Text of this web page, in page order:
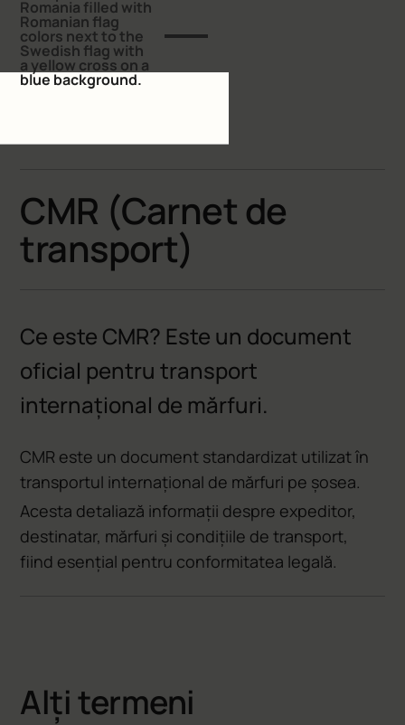
CMR (Carnet de
transport)
Ce este CMR? Este un document
oficial pentru transport
internațional de mărfuri.
CMR este un document standardizat utilizat în
transportul internațional de mărfuri pe șosea.
Acesta detaliază informații despre expeditor,
destinatar, mărfuri și condițiile de transport,
fiind esențial pentru conformitatea legală.
Alți termeni